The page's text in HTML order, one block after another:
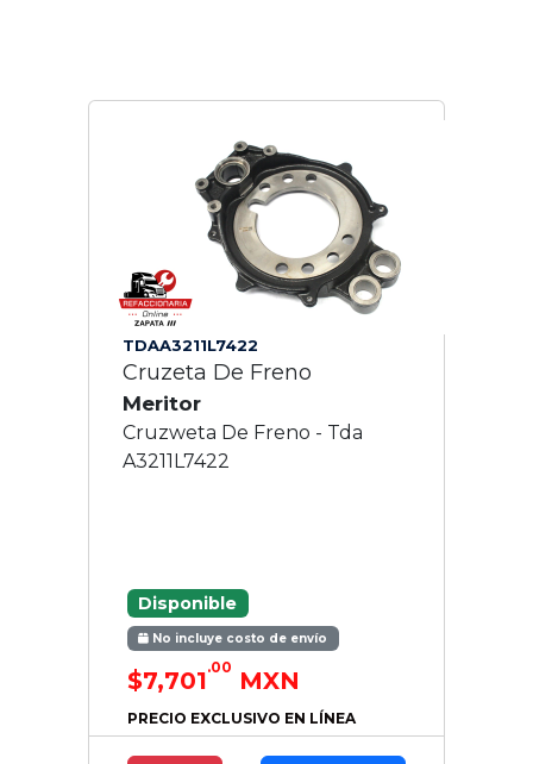
TDAA3211L7422
Cruzeta De Freno
Meritor
Cruzweta De Freno - Tda
A3211L7422
Disponible
No incluye costo de envío
$7,701.00 MXN
PRECIO EXCLUSIVO EN LÍNEA